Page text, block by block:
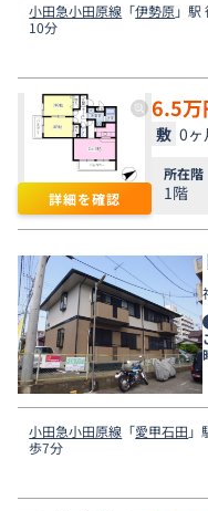
小田急小田原線 「伊勢原」駅
10分
詳細を確認
6.5万
敷 0ヶ
所在階
1階
小田急小田原線 「愛甲石田 」
歩7分